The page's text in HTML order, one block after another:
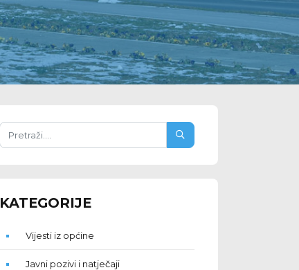
KATEGORIJE
Vijesti iz općine
Javni pozivi i natječaji